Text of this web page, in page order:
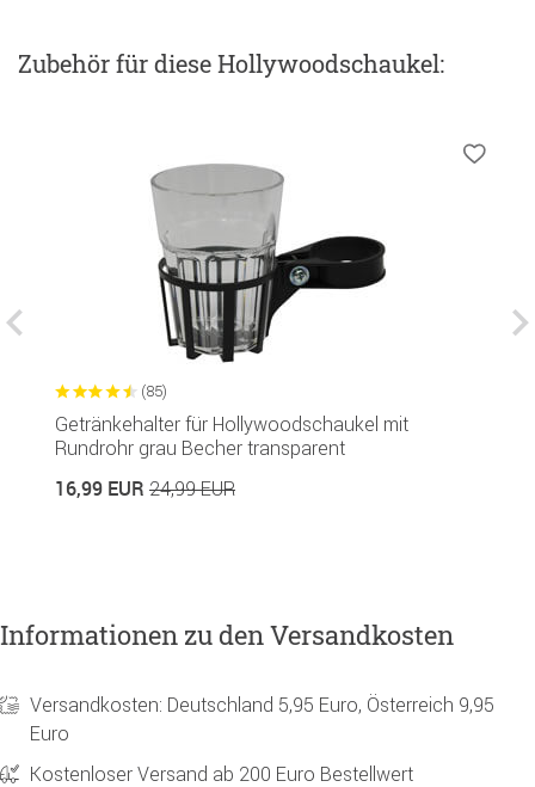
Zubehörfür diese Hollywoodschaukel:
(85)
Getränkehalter für Hollywoodschaukel mit
Rundrohr grau Becher transparent
16,99 EUR 24,99 EUR
Informationen zu den Versandkosten
Versandkosten: Deutschland 5,95 Euro, Österreich 9,95
Euro
Kostenloser Versand ab 200 Euro Bestellwert